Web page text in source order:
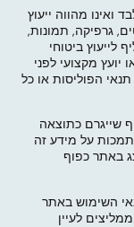
ואינו מהווה ייעוץ
גרפיקה, תמונות,
לייעוץ ביטוחי
יועץ מקצועי לפני
הפוליסות או כל
שייגרם כתוצאה
על מידע זה
באתר כפוף
השימוש באתר
לעיין